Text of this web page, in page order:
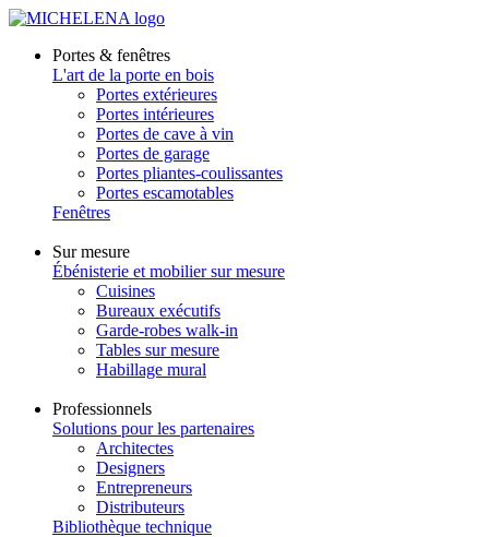
Portes & fenêtres
L'art de la porte en bois
Portes extérieures
Portes intérieures
Portes de cave à vin
Portes de garage
Portes pliantes-coulissantes
Portes escamotables
Fenêtres
Sur mesure
Ébénisterie et mobilier sur mesure
Cuisines
Bureaux exécutifs
Garde-robes walk-in
Tables sur mesure
Habillage mural
Professionnels
Solutions pour les partenaires
Architectes
Designers
Entrepreneurs
Distributeurs
Bibliothèque technique